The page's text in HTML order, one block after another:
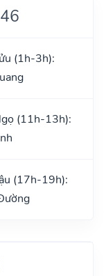
(1h-3h):
(11h-13h):
(17h-19h):